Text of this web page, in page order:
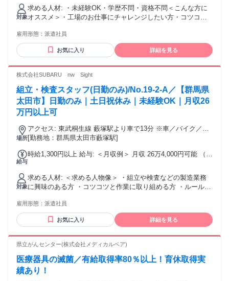
対象
求める人材: ・未経験OK・学歴不問・資格不問＜こんな方に
オススメ＞・工場のお仕事にチャレンジしたい方・コツコ
方・未経験から新しい仕事に挑戦したい方・安定した環境で
長く働きたい方
雇用形態： 派遣社員
お気に入り 詳細を見る
株式会社SUBARU nw Sight
組立・検査スタッフ(日勤のみ)/No.19-2-A／【群馬県
太田市】日勤のみ｜土日祝休み｜未経験OK｜月収26
万円以上可
場所
アクセス: 東武桐生線 藪塚駅より車で13分 ※車／バイク／自
転車通勤OK
[勤務地：群馬県太田市藪塚駅]
給与
時給1,300円以上 給与: ＜月収例＞ 月収 26万4,000円可能 （時
対象
求める人材: ＜求める人物像＞ ・組立や検査などの製造業務
に興味のある方 ・コツコツと作業に取り組める方 ・ルールや
製造業のお仕事に興味がある方 ・未経験から新しい仕事にチ
ャレンジしたい方 ・コツコツ作業やモクモク作業が好きな方
・キレイな工場で働きたい方 ・土日祝休みの仕事を探してい
働きたい方 ・将来的に正社員を目指したい方
雇用形態： 派遣社員
お気に入り 詳細を見る
県立がんセンター(株式会社メディカルベア)
医療器具の滅菌／有給取得率80％以上！育休取得実
績あり！